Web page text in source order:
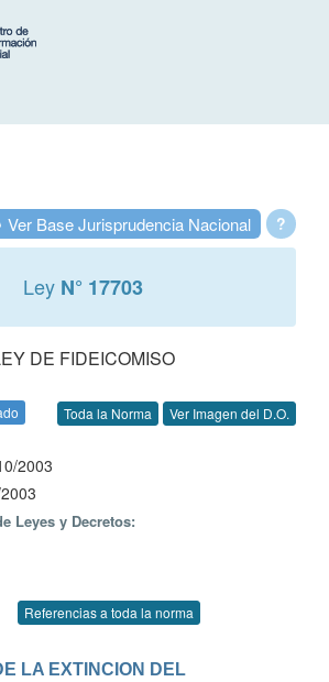
?
Ver Base Jurisprudencia Nacional
Ley N° 17703
DE FIDEICOMISO
Toda la Norma Ver Imagen del D.O.
2003
Leyes y Decretos:
Referencias a toda la norma
LA EXTINCION DEL